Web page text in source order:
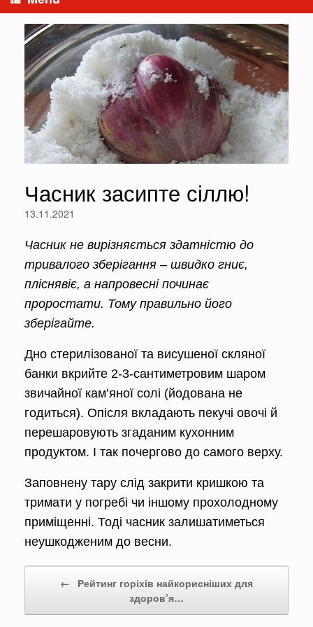
Часник засипте сіллю!
13.11.2021
Часник не вирізняється здатністю до
тривалого зберігання – швид­ко гниє,
пліснявіє, а напровесні починає
проростати. Тому правильно його
зберігайте.
Дно стерилізованої та висушеної скляної
банки вкрийте 2-3-сантиметровим шаром
звичайної кам’яної солі (йодована не
годиться). Опісля вкладають пекучі овочі й
перешаро­вують згаданим кухонним
продуктом. І так почергово до самого верху.
Заповнену тару слід закрити криш­кою та
тримати у погребі чи іншому прохолодному
приміщенні. Тоді час­ник залишатиметься
неушкодженим до весни.
←
Рейтинг горіхів найкорисніших для
здоров’я…